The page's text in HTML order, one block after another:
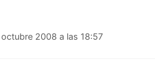
2008 a las 18:57